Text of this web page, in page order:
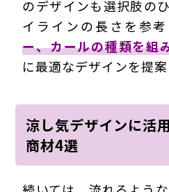
のデザインも選択肢の
イラインの長さを参
ー、カールの種類を組
に最適なデザインを提案
涼し気デザインに活
商材4選